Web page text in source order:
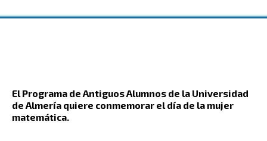
El Programa de Antiguos Alumnos de la Universidad
de Almería quiere conmemorar el día de la mujer
matemática.